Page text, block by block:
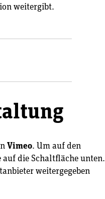
weitergibt.
Vimeo. Um auf den
die Schaltfläche unten.
weitergegeben